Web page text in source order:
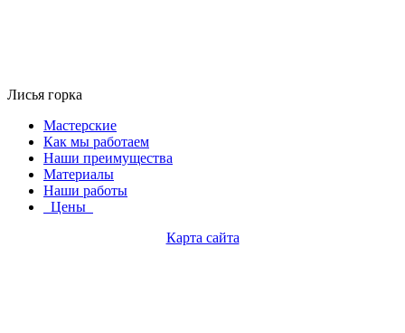
Лисья горка
Мастерские
Как мы работаем
Наши преимущества
Материалы
Наши работы
Цены
Карта сайта